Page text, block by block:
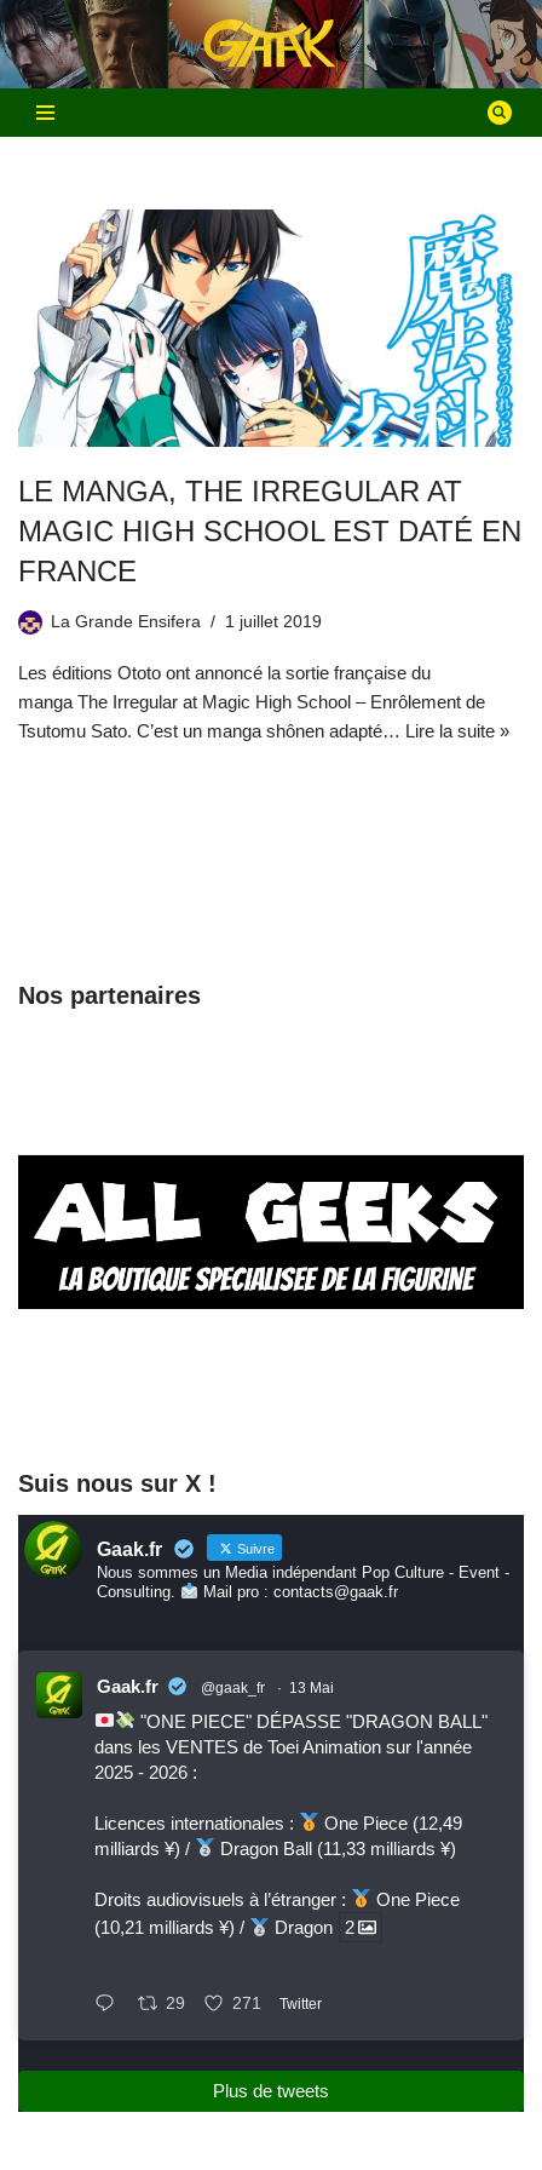
Aller
au
contenu
LE MANGA, THE IRREGULAR AT
MAGIC HIGH SCHOOL EST DATÉ EN
FRANCE
La Grande Ensifera 1 juillet 2019
Les éditions Ototo ont annoncé la sortie française du
manga The Irregular at Magic High School – Enrôlement de
Tsutomu Sato. C’est un manga shônen adapté… Lire la suite »
Nos partenaires
Suis nous sur X !
Gaak.fr Suivre
Nous sommes un Media indépendant Pop Culture - Event -
Consulting.
Mail pro : contacts@gaak.fr
Gaak.fr @gaak_fr · 13 Mai
"ONE PIECE" DÉPASSE "DRAGON BALL"
dans les VENTES de Toei Animation sur l'année
2025 - 2026 :
Licences internationales :
One Piece (12,49
milliards ¥) /
Dragon Ball (11,33 milliards ¥)
Droits audiovisuels à l’étranger :
One Piece
(10,21 milliards ¥) /
Dragon 2
29 271 Twitter
Plus de tweets